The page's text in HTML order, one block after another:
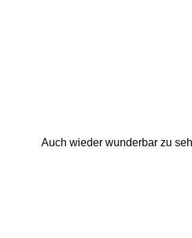
Auch wieder wunderbar zu